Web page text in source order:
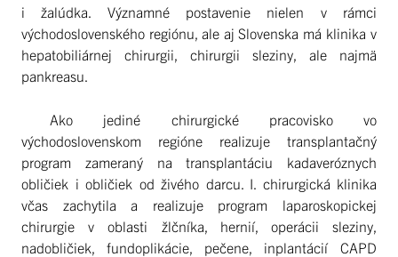
i žalúdka. Významné postavenie nielen v rámci
východoslovenského regiónu, ale aj Slovenska má klinika v
hepatobiliárnej chirurgii, chirurgii sleziny, ale najmä
pankreasu.
Ako jediné chirurgické pracovisko vo
východoslovenskom regióne realizuje transplantačný
program zameraný na transplantáciu kadaveróznych
obličiek i obličiek od živého darcu. I. chirurgická klinika
včas zachytila a realizuje program laparoskopickej
chirurgie v oblasti žlčníka, hernií, operácii sleziny,
nadobličiek, fundoplikácie, pečene, inplantácií CAPD